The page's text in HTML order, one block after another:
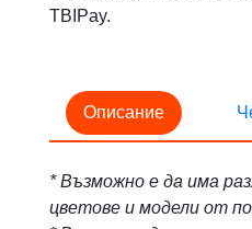
TBIPay.
Описание
* Възможно е да има
цветове и модели от